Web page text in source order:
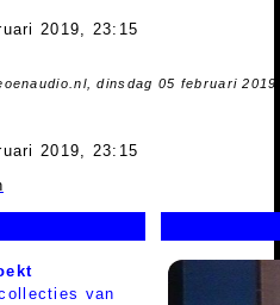
2019, 23:15
dinsdag 05 februari
2019, 23:15
van